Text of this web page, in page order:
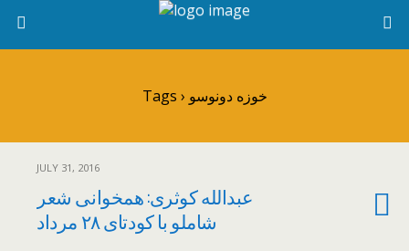
Tags › خوزه دونوسو
JULY 31, 2016
عبدالله کوثری: همخوانی شعر
شاملو با کودتای ۲۸ مرداد